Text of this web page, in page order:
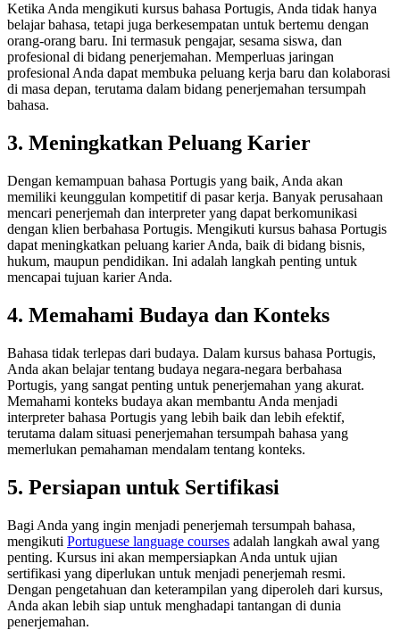
Ketika Anda mengikuti kursus bahasa Portugis, Anda tidak hanya
belajar bahasa, tetapi juga berkesempatan untuk bertemu dengan
orang-orang baru. Ini termasuk pengajar, sesama siswa, dan
profesional di bidang penerjemahan. Memperluas jaringan
profesional Anda dapat membuka peluang kerja baru dan kolaborasi
di masa depan, terutama dalam bidang penerjemahan tersumpah
bahasa.
3. Meningkatkan Peluang Karier
Dengan kemampuan bahasa Portugis yang baik, Anda akan
memiliki keunggulan kompetitif di pasar kerja. Banyak perusahaan
mencari penerjemah dan interpreter yang dapat berkomunikasi
dengan klien berbahasa Portugis. Mengikuti kursus bahasa Portugis
dapat meningkatkan peluang karier Anda, baik di bidang bisnis,
hukum, maupun pendidikan. Ini adalah langkah penting untuk
mencapai tujuan karier Anda.
4. Memahami Budaya dan Konteks
Bahasa tidak terlepas dari budaya. Dalam kursus bahasa Portugis,
Anda akan belajar tentang budaya negara-negara berbahasa
Portugis, yang sangat penting untuk penerjemahan yang akurat.
Memahami konteks budaya akan membantu Anda menjadi
interpreter bahasa Portugis yang lebih baik dan lebih efektif,
terutama dalam situasi penerjemahan tersumpah bahasa yang
memerlukan pemahaman mendalam tentang konteks.
5. Persiapan untuk Sertifikasi
Bagi Anda yang ingin menjadi penerjemah tersumpah bahasa,
mengikuti Portuguese language courses adalah langkah awal yang
penting. Kursus ini akan mempersiapkan Anda untuk ujian
sertifikasi yang diperlukan untuk menjadi penerjemah resmi.
Dengan pengetahuan dan keterampilan yang diperoleh dari kursus,
Anda akan lebih siap untuk menghadapi tantangan di dunia
penerjemahan.